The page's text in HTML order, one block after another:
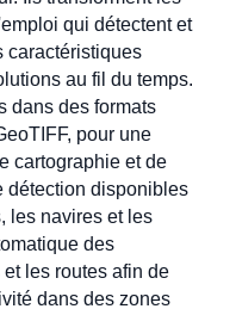
qui détectent et
caractéristiques
au fil du temps.
dans des formats
pour une
cartographie et de
détection disponibles
les navires et les
des
les routes afin de
dans des zones